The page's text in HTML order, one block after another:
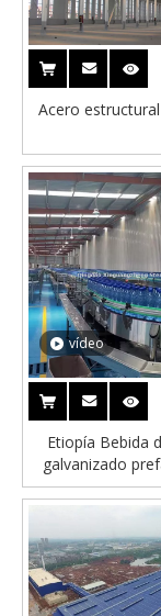
Acero
vídeo
Etiopía Bebida
galvanizado
Fábrica de
de tratamiento
tratamiento